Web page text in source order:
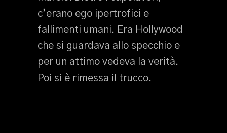
c’erano ego ipertrofici e
fallimenti umani. Era Hollywood
che si guardava allo specchio e
per un attimo vedeva la verità.
Poi si è rimessa il trucco.